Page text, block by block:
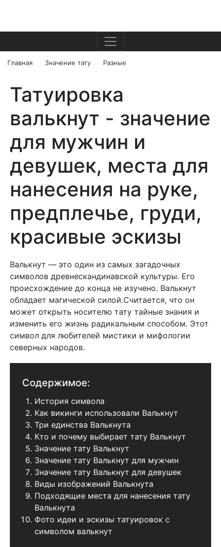
Главная Значение тату Разные
Татуировка
валькнут - значение
для мужчин и
девушек, места для
нанесения на руке,
предплечье, груди,
красивые эскизы
Валькнут — это один из самых загадочных
символов древнескандинавской культуры. Его
происхождение до конца не изучено. Валькнут
обладает магической силой.Считается, что он
может открыть носителю тату тайные знания и
изменить его жизнь радикальным способом. Этот
символ для любителей мистики и мифологии
северных народов.
Содержимое:
История символа
Как викинги использовали Валькнут
Три единства Валькнута
Кто и почему выбирает тату Валькнут
Значение тату Валькнут
Значение тату Валькнут для мужчин
Значение тату Валькнут для девушек
Виды изображений Валькнута
Подходящие места для нанесения тату
Валькнута
Фото идеи и эскизы татуировок с
символом валькнут